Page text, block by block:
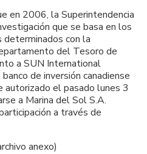
en 2006, la Superintendencia
que se basa en los
con la
del Tesoro de
a SUN International
de inversión canadiense
autorizado el pasado lunes 3
a Marina del Sol S.A.
a través de
anexo)